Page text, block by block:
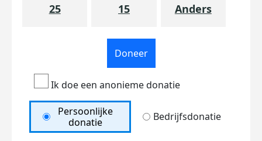
25 15 Anders
Doneer
Ik doe een anonieme donatie
Persoonlijke
donatie
Bedrijfsdonatie